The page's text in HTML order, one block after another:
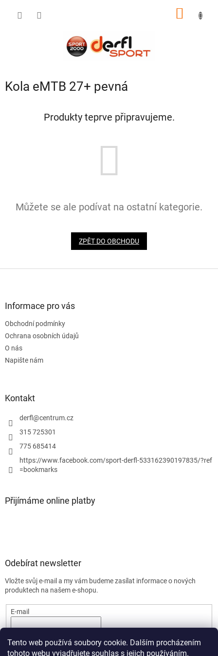
Tento web používá soubory cookie. Dalším procházením
tohoto webu vyjadřujete souhlas s jejich používáním.
Kola eMTB 27+ pevná
Produkty teprve připravujeme.
Můžete se ale podívat na ostatní kategorie.
ZPĚT DO OBCHODU
Informace pro vás
Obchodní podmínky
Ochrana osobních údajů
O nás
Napište nám
Kontakt
derfl@centrum.cz
315 725301
775 685414
https://www.facebook.com/sport-derfl-533162390197835/?ref
=bookmarks
Přijímáme online platby
Odebírat newsletter
Vložte svůj e-mail a my vám budeme zasílat informace o nových
produktech na našem e-shopu.
E-mail
PŘIHLÁSIT SE